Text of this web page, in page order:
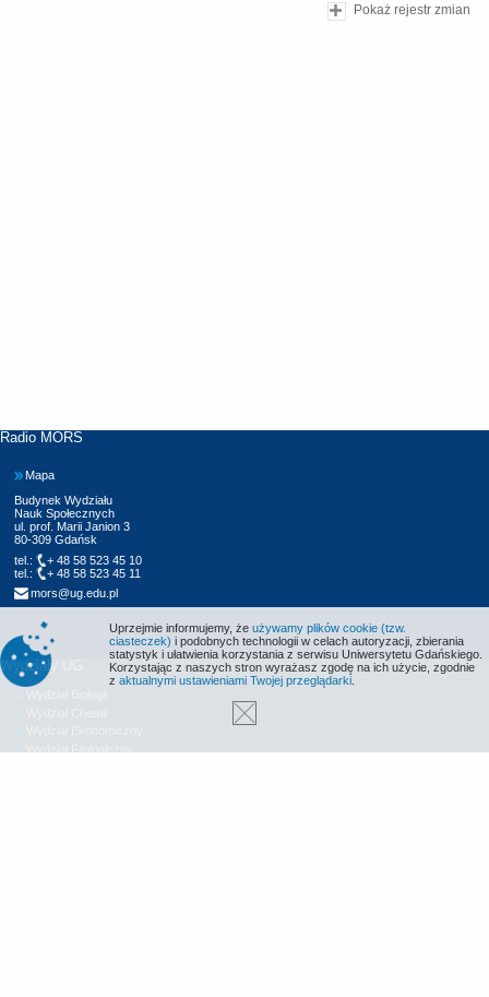
Pokaż rejestr zmian
Radio MORS
Mapa
Budynek Wydziału
Nauk Społecznych
ul. prof. Marii Janion 3
80-309 Gdańsk
tel.:
+ 48 58 523 45 10
tel.:
+ 48 58 523 45 11
mors@ug.edu.pl
Wydziały UG
Uprzejmie informujemy, że używamy plików cookie (tzw.
ciasteczek) i podobnych technologii w celach autoryzacji, zbierania
statystyk i ułatwienia korzystania z serwisu Uniwersytetu Gdańskiego.
Korzystając z naszych stron wyrażasz zgodę na ich użycie, zgodnie
z aktualnymi ustawieniami Twojej przeglądarki